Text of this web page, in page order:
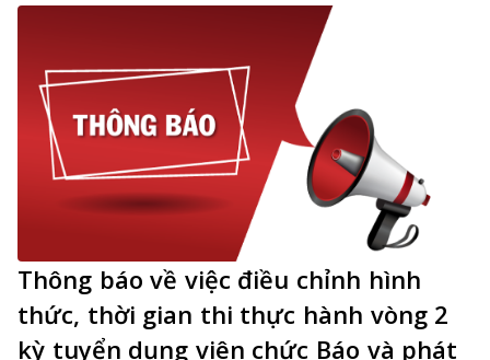
Thông báo về việc điều chỉnh hình
thức, thời gian thi thực hành vòng 2
kỳ tuyển dụng viên chức Báo và phát